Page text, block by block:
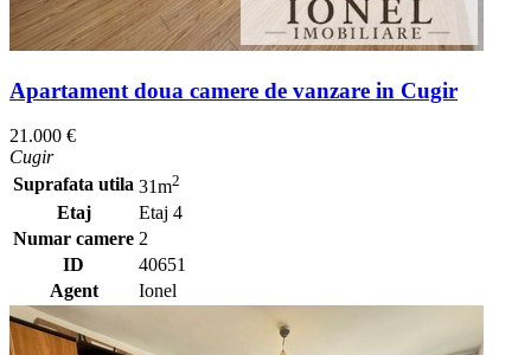
Apartament doua camere de vanzare in Cugir
21.000 €
Cugir
Suprafata utila 31m2
Etaj
Etaj 4
Numar camere 2
ID
40651
Agent
Ionel